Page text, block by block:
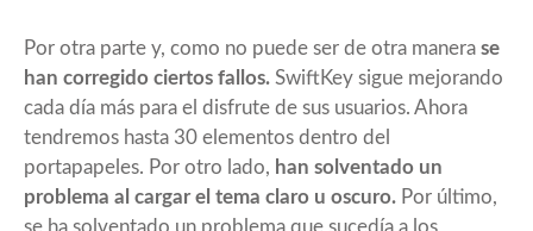
Por otra parte y, como no puede ser de otra manera se
han corregido ciertos fallos. SwiftKey sigue mejorando
cada día más para el disfrute de sus usuarios. Ahora
tendremos hasta 30 elementos dentro del
portapapeles. Por otro lado, han solventado un
problema al cargar el tema claro u oscuro. Por último,
se ha solventado un problema que sucedía a los